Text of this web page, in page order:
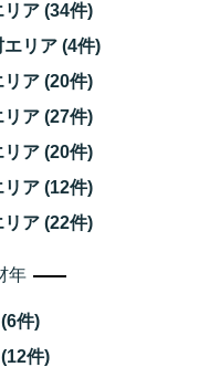
ア (34件)
エリア (4件)
ア (20件)
リア (27件)
ア (20件)
リア (12件)
リア (22件)
年
件)
件)